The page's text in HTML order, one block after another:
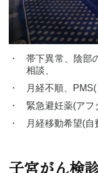
帯下異常、陰部
相談、
月経不順、
緊急避妊薬(アフ
月経移動希望(自
子宮がん検